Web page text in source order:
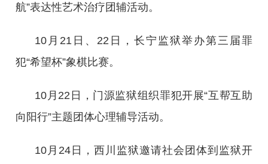
航”表达性艺术治疗团辅活动。
10月21日、22日，长宁监狱举办第三届罪
犯“希望杯”象棋比赛。
10月22日，门源监狱组织罪犯开展“互帮互助
向阳行”主题团体心理辅导活动。
10月24日，西川监狱邀请社会团体到监狱开